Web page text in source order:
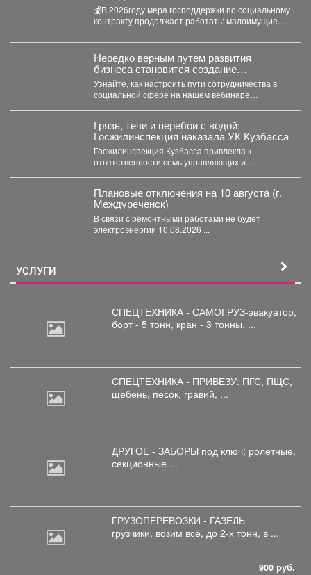
💰В 2026году мера господдержки по социальному
контракту продолжает работать: малоимущие
Нередко верным путем развития
бизнеса становится создание
совместных проектов, работа в команде
и даже полномасштабные объединения.
Узнайте, как настроить пути сотрудничества в
социальной сфере на нашем вебинаре
Грязь, течи и перебои с водой:
Госжилинспекция наказала УК Кузбасса
Госжилинспекция Кузбасса привлекла к
ответственности семь управляющих и
Плановые отключения на 10 августа (г.
Междуреченск)
В связи с ремонтными работами не будет
электроэнергии 10.08.2026 ...
УСЛУГИ
СПЕЦТЕХНИКА - САМОГРУЗ-эвакуатор,
борт - 5 тонн, кран - 3 тонны. ...
СПЕЦТЕХНИКА - ПРИВЕЗУ: ПГС, ПЩС,
щебень, песок, гравий, ...
ДРУГОЕ - ЗАБОРЫ под ключ; ролетные,
секционные ...
ГРУЗОПЕРЕВОЗКИ - ГАЗЕЛЬ
грузчики, возим всё, до 2-х тонн, в ...
900 руб.